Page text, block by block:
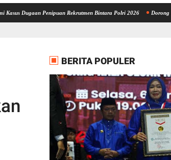
Penipuan Rekrutmen Bintara Polri 2026 Dorong
BERITA POPULER